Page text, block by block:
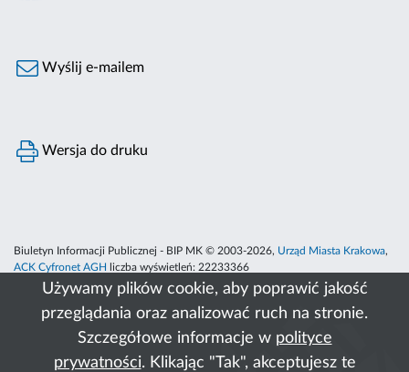
Używamy plików cookie, aby poprawić jakość
przeglądania oraz analizować ruch na stronie.
Szczegółowe informacje w polityce
prywatności. Klikając "Tak", akceptujesz te
Wyślij e-mailem
Wersja do druku
Biuletyn Informacji Publicznej - BIP MK © 2003-2026, Urząd Miasta Krakowa,
ACK Cyfronet AGH
liczba wyświetleń: 22233366